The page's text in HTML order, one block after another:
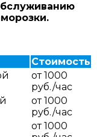
Стоимость
от 1000
руб./час
от 1000
руб./час
от 1000